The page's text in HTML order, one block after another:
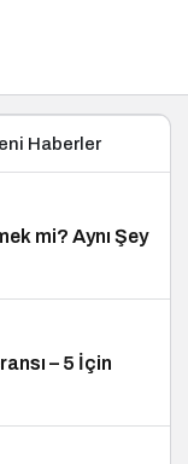
Haberler
mi? Aynı Şey
– 5 İçin